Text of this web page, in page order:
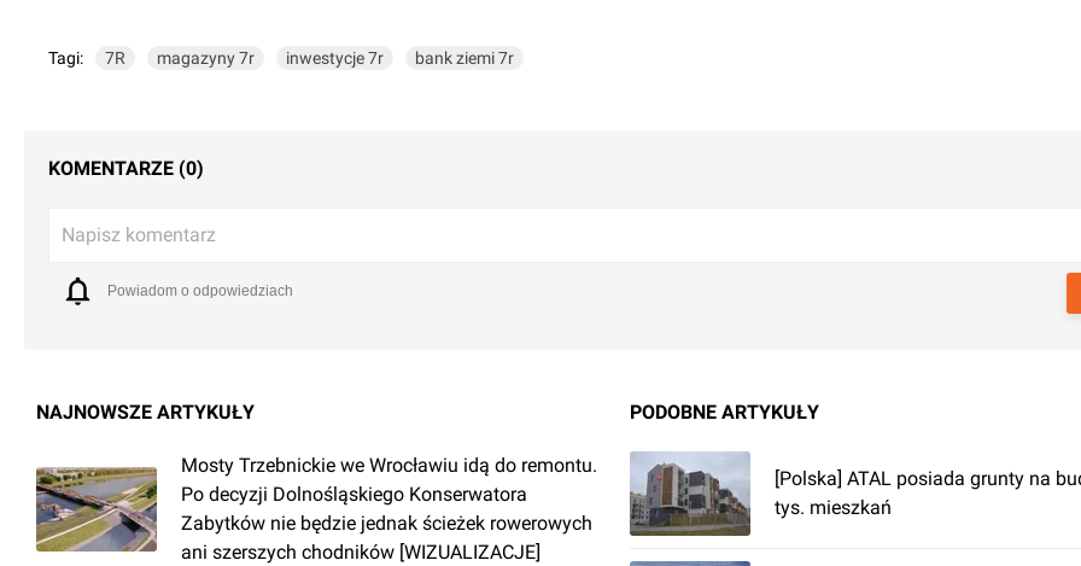
Tagi: 7R magazyny 7r inwestycje 7r bank ziemi 7r
KOMENTARZE (0)
Napisz komentarz
Powiadom o odpowiedziach
NAJNOWSZE ARTYKUŁY
Mosty Trzebnickie we Wrocławiu idą do remontu.
Po decyzji Dolnośląskiego Konserwatora
Zabytków nie będzie jednak ścieżek rowerowych
ani szerszych chodników [WIZUALIZACJE]
PODOBNE ARTYKUŁY
[Polska] ATAL posiada grunty na
tys. mieszkań